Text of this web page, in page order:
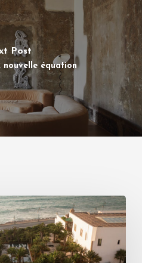
Post
nouvelle équation